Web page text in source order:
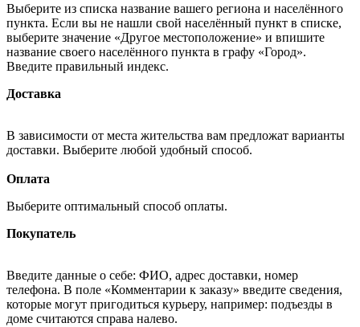
Выберите из списка название вашего региона и населённого
пункта. Если вы не нашли свой населённый пункт в списке,
выберите значение «Другое местоположение» и впишите
название своего населённого пункта в графу «Город».
Введите правильный индекс.
Доставка
В зависимости от места жительства вам предложат варианты
доставки. Выберите любой удобный способ.
Оплата
Выберите оптимальный способ оплаты.
Покупатель
Введите данные о себе: ФИО, адрес доставки, номер
телефона. В поле «Комментарии к заказу» введите сведения,
которые могут пригодиться курьеру, например: подъезды в
доме считаются справа налево.